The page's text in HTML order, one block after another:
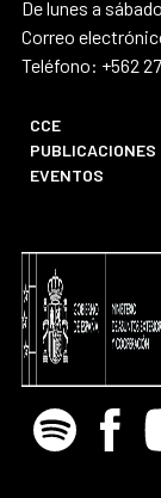
De lunes a
Correo
Teléfono: +562
CCE
PUBLICACIONES
EVENTOS
Spotify